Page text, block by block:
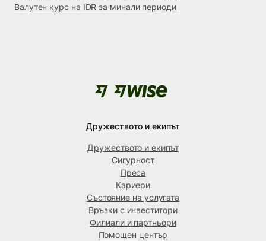
Валутен курс на IDR за минали периоди
Дружеството и екипът
Дружеството и екипът
Сигурност
Преса
Кариери
Състояние на услугата
Връзки с инвеститори
Филиали и партньори
Помощен център